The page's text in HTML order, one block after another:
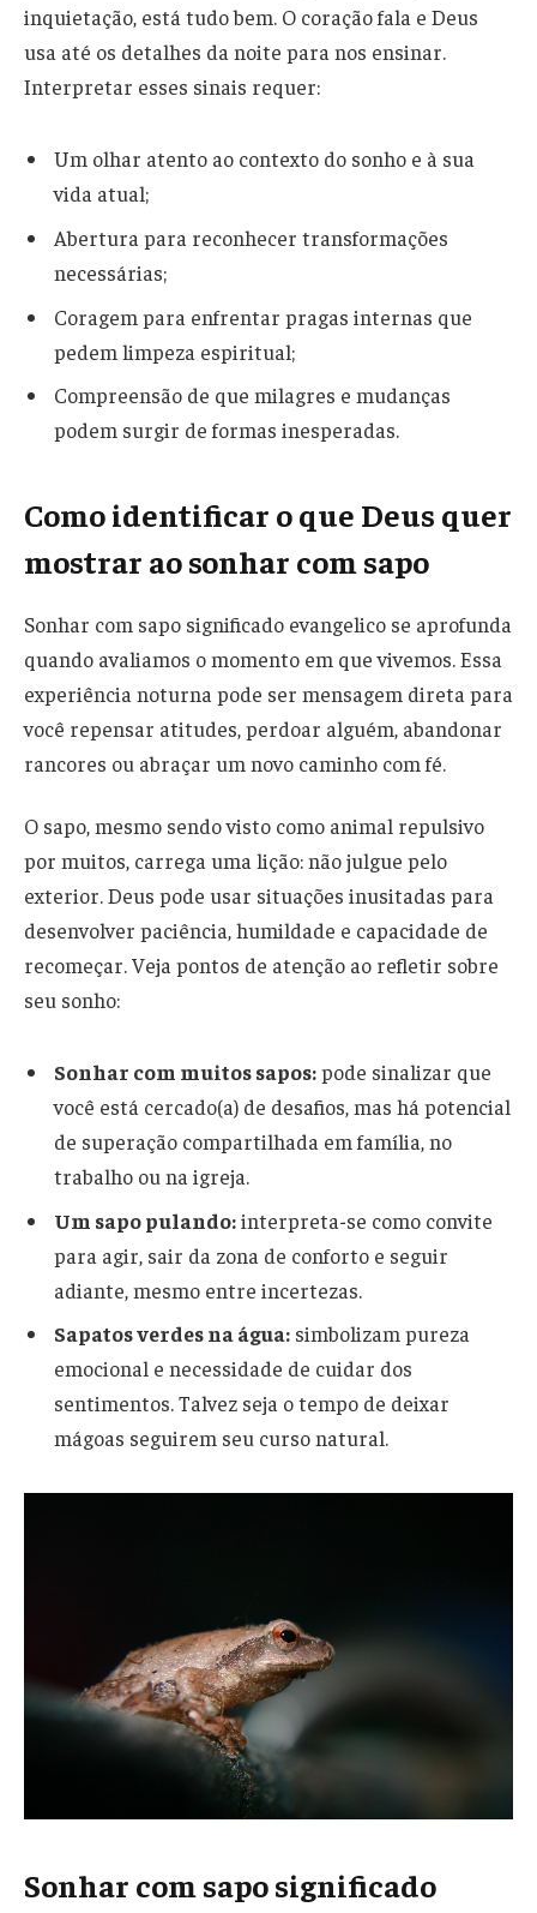
inquietação, está tudo bem. O coração fala e Deus
usa até os detalhes da noite para nos ensinar.
Interpretar esses sinais requer:
Um olhar atento ao contexto do sonho e à sua
vida atual;
Abertura para reconhecer transformações
necessárias;
Coragem para enfrentar pragas internas que
pedem limpeza espiritual;
Compreensão de que milagres e mudanças
podem surgir de formas inesperadas.
Como identificar o que Deus quer
mostrar ao sonhar com sapo
Sonhar com sapo significado evangelico se aprofunda
quando avaliamos o momento em que vivemos. Essa
experiência noturna pode ser mensagem direta para
você repensar atitudes, perdoar alguém, abandonar
rancores ou abraçar um novo caminho com fé.
O sapo, mesmo sendo visto como animal repulsivo
por muitos, carrega uma lição: não julgue pelo
exterior. Deus pode usar situações inusitadas para
desenvolver paciência, humildade e capacidade de
recomeçar. Veja pontos de atenção ao refletir sobre
seu sonho:
Sonhar com muitos sapos:pode sinalizar que
você está cercado(a) de desafios, mas há potencial
de superação compartilhada em família, no
trabalho ou na igreja.
Um sapo pulando:interpreta-se como convite
para agir, sair da zona de conforto e seguir
adiante, mesmo entre incertezas.
Sapatos verdes na água: simbolizam pureza
emocional e necessidade de cuidar dos
sentimentos. Talvez seja o tempo de deixar
mágoas seguirem seu curso natural.
Sonhar com sapo significado